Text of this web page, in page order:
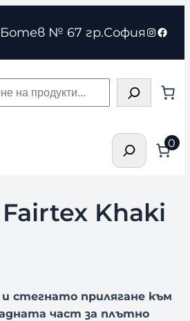
Ботев № 67 гр.София
Търсене0
Khaki
стегнато прилягане към
част за плътно